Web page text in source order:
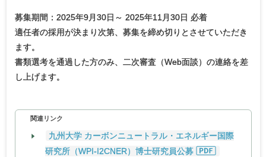
募集期間：2025年9月30日～ 2025年11月30日 必着
適任者の採用が決まり次第、募集を締め切りとさせていただき
ます。
書類選考を通過した方のみ、二次審査（Web面談）の連絡を差
し上げます。
関連リンク
九州大学 カーボンニュートラル・エネルギー国際
研究所（WPI-I2CNER）博士研究員公募